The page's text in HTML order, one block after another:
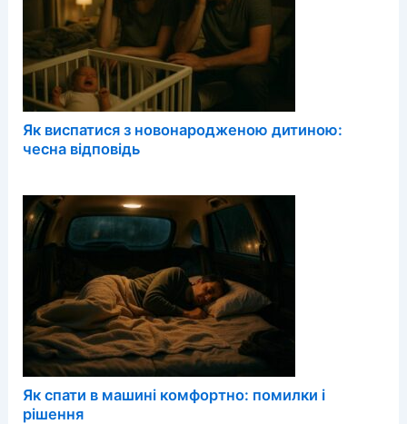
Як виспатися з новонародженою дитиною:
чесна відповідь
Як спати в машині комфортно: помилки і
рішення